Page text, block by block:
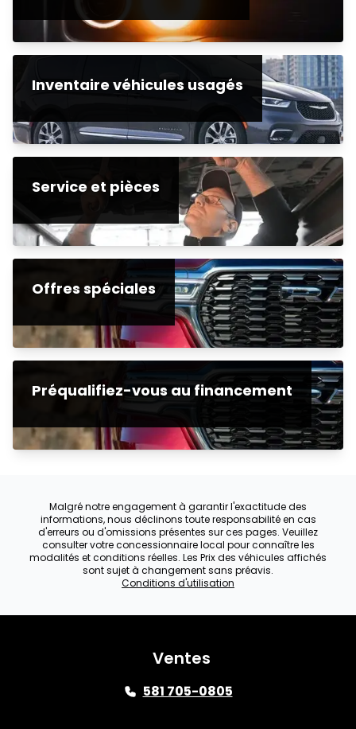
Inventaire véhicules usagés
Service et pièces
Offres spéciales
Préqualifiez-vous au financement
Malgré notre engagement à garantir l'exactitude des
informations, nous déclinons toute responsabilité en cas
d'erreurs ou d'omissions présentes sur ces pages. Veuillez
consulter votre concessionnaire local pour connaître les
modalités et conditions réelles. Les Prix des véhicules affichés
sont sujet à changement sans préavis.
Conditions d'utilisation
Ventes
581 705-0805